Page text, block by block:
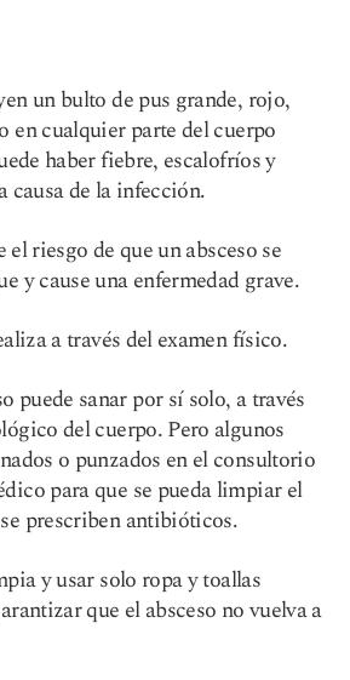
un bulto de pus grande, rojo,
en cualquier parte del cuerpo
haber fiebre, escalofríos y
causa de la infección.
el riesgo de que un absceso se
y cause una enfermedad grave.
a través del examen físico.
puede sanar por sí solo, a través
del cuerpo. Pero algunos
o punzados en el consultorio
para que se pueda limpiar el
prescriben antibióticos.
y usar solo ropa y toallas
que el absceso no vuelva a